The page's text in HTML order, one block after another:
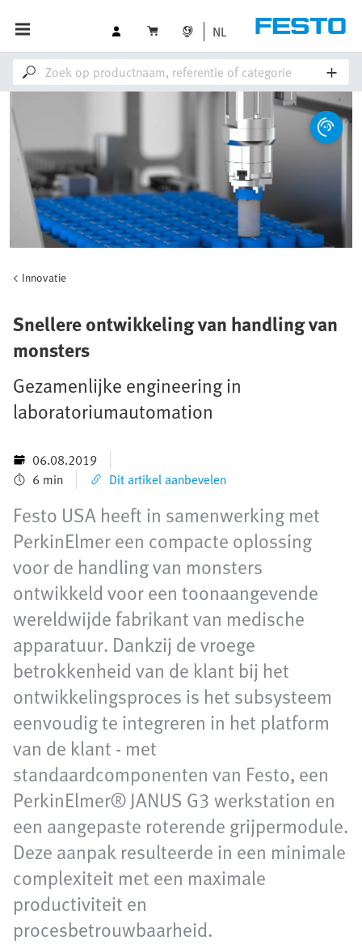
NL
Innovatie
Snellere ontwikkeling van handling van
monsters
Gezamenlijke engineering in
laboratoriumautomation
06.08.2019
6 min
Dit artikel aanbevelen
Festo USA heeft in samenwerking met
PerkinElmer een compacte oplossing
voor de handling van monsters
ontwikkeld voor een toonaangevende
wereldwijde fabrikant van medische
apparatuur. Dankzij de vroege
betrokkenheid van de klant bij het
ontwikkelingsproces is het subsysteem
eenvoudig te integreren in het platform
van de klant - met
standaardcomponenten van Festo, een
PerkinElmer® JANUS G3 werkstation en
een aangepaste roterende grijpermodule.
Deze aanpak resulteerde in een minimale
complexiteit met een maximale
productiviteit en
procesbetrouwbaarheid.